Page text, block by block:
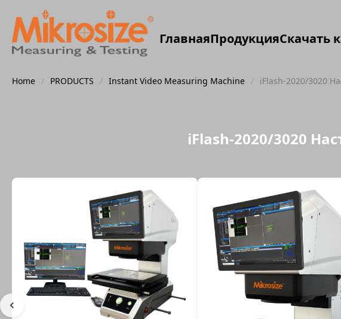
ГлавнаяПродукцияСкачать
Home / PRODUCTS / Instant Video Measuring Machine / iFlash-2020/3020
iFlash-2020/3020